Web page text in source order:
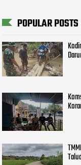
POPULAR POSTS